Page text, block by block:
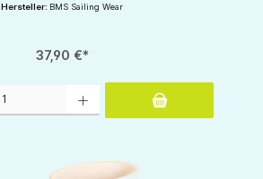
Hersteller: BMS Sailing Wear
37,90 €*